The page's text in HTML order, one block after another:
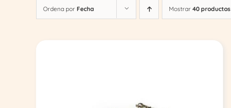
Ordena por Fecha Mostrar 40 productos